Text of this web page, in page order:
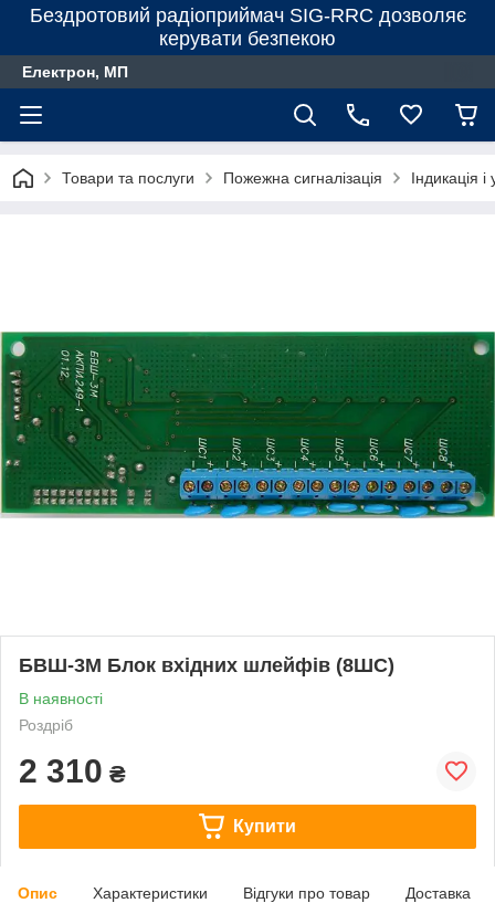
Бездротовий радіоприймач SIG-RRC дозволяє
керувати безпекою
Електрон, МП
Товари та послуги Пожежна сигналізація Індикація
БВШ-3М Блок вхідних шлейфів (8ШС)
В наявності
Роздріб
2 310 ₴
Купити
Опис Характеристики Відгуки про товар Доставка